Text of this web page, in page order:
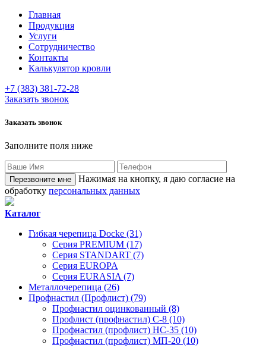
Главная
Продукция
Услуги
Сотрудничество
Контакты
Калькулятор кровли
+7 (383) 381-72-28
Заказать звонок
Заказать звонок
Заполните поля ниже
Нажимая на кнопку, я даю согласие на
обработку персональных данных
Каталог
Гибкая черепица Docke (31)
Серия PREMIUM (17)
Серия STANDART (7)
Серия EUROPA
Серия EURASIA (7)
Металлочерепица (26)
Профнастил (Профлист) (79)
Профнастил оцинкованный (8)
Профлист (профнастил) С-8 (10)
Профнастил (профлист) НС-35 (10)
Профнастил (профлист) МП-20 (10)